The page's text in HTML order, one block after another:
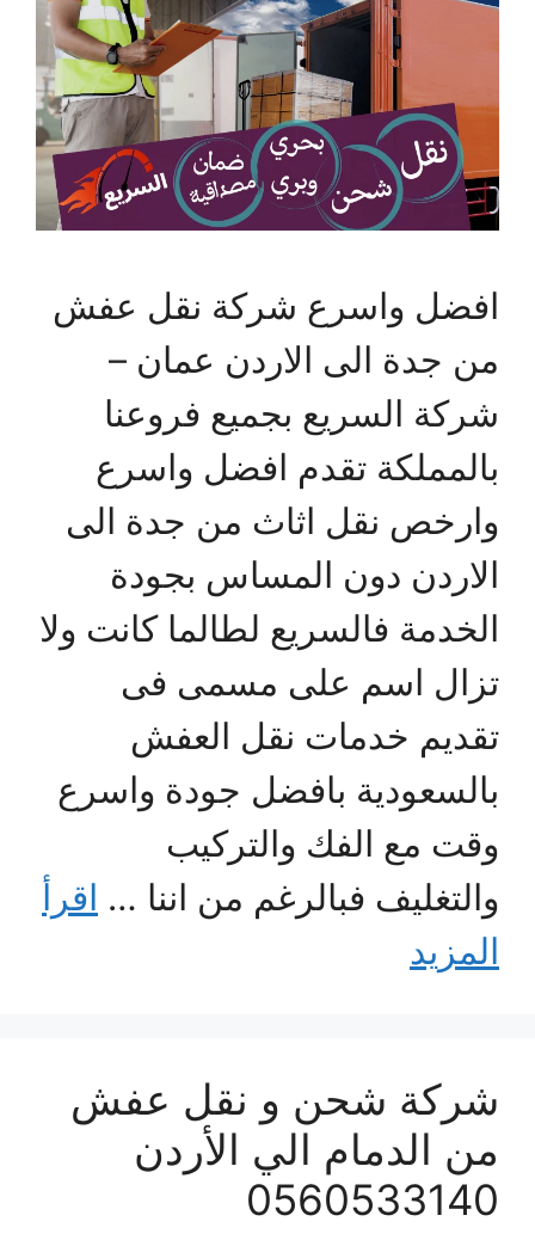
افضل واسرع شركة نقل عفش
من جدة الى الاردن عمان –
شركة السريع بجميع فروعنا
بالمملكة تقدم افضل واسرع
وارخص نقل اثاث من جدة الى
الاردن دون المساس بجودة
الخدمة فالسريع لطالما كانت ولا
تزال اسم على مسمى فى
تقديم خدمات نقل العفش
بالسعودية بافضل جودة واسرع
وقت مع الفك والتركيب
والتغليف فبالرغم من اننا … اقرأ
المزيد
شركة شحن و نقل عفش
من الدمام الي الأردن
0560533140